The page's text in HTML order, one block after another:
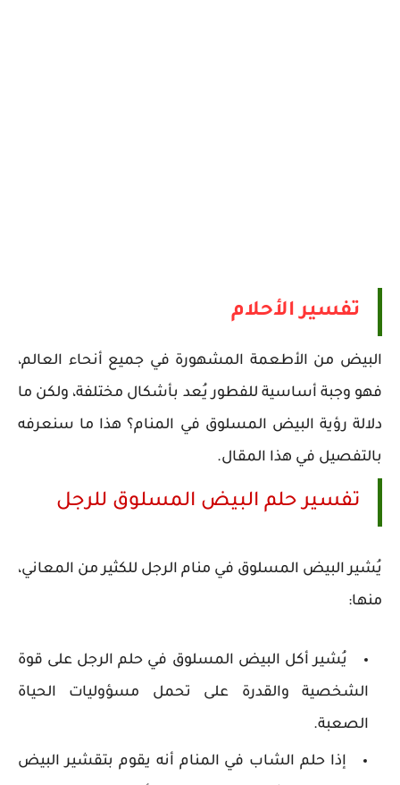
تفسير الأحلام
البيض من الأطعمة المشهورة في جميع أنحاء العالم،
فهو وجبة أساسية للفطور يُعد بأشكال مختلفة، ولكن ما
دلالة رؤية البيض المسلوق في المنام؟ هذا ما سنعرفه
بالتفصيل في هذا المقال.
تفسير حلم البيض المسلوق للرجل
يُشير البيض المسلوق في منام الرجل للكثير من المعاني،
منها:
يُشير أكل البيض المسلوق في حلم الرجل على قوة
الشخصية والقدرة على تحمل مسؤوليات الحياة
الصعبة.
إذا حلم الشاب في المنام أنه يقوم بتقشير البيض